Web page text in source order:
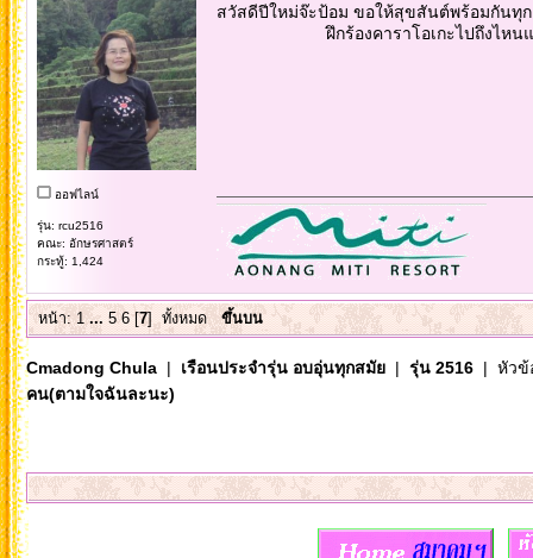
ออฟไลน์
รุ่น: rcu2516
คณะ: อักษรศาสตร์
กระทู้: 1,424
สวัสดีปีใหม่จ๊ะป้อม ขอให้สุขสันต์พร้อมกันทุ
ฝึกร้องคาราโอเกะไปถึงไหนแ
หน้า:1 ... 5 6[7] ทั้งหมด ขึ้นบน
Cmadong Chula| เรือนประจำรุ่น อบอุ่นทุกสมัย| รุ่น 2516| หัวข้
คน(ตามใจฉันละนะ)